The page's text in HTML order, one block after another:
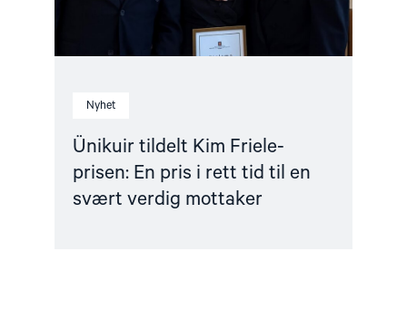
Nyhet
Ünikuir tildelt Kim Friele-
prisen: En pris i rett tid til en
svært verdig mottaker
til
svært